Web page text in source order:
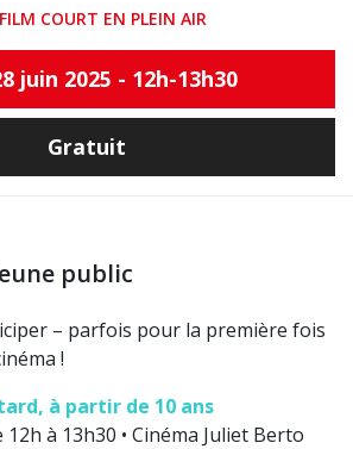
COURT EN PLEIN AIR
juin 2025 - 12h-13h30
Gratuit
public
– parfois pour la première fois
!
à partir de 10 ans
12h à 13h30 • Cinéma Juliet Berto